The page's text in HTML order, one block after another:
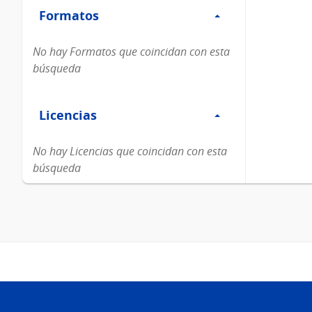
Formatos
Formatos
No hay Formatos que coincidan con esta
búsqueda
Licencias
Licencias
No hay Licencias que coincidan con esta
búsqueda